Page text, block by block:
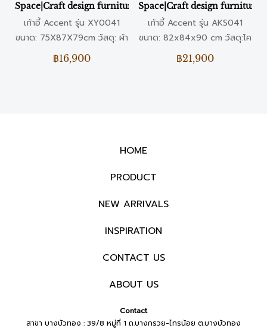
Space|Craft design furniture & living เก้าอี้ Accent รุ่น
เก้าอี้ Accent รุ่น XY0041
ขนาด: 75X87X79cm วัสดุ: ผ้า
สี: ขาวดำ
฿16,900
Space|Craft design furniture
เก้าอี้ Accent รุ่น AKS041
ขนาด: 82x84x90 cm วัสดุ:โค
รงสแตนเลสแท้ & ผ้ากำมะหยี่ สี:
น้ำตาล
฿21,900
HOME
PRODUCT
NEW ARRIVALS
INSPIRATION
CONTACT US
ABOUT US
Contact
สาขา บางบัวทอง : 39/8 หมู่ที่ 1 ถ.บางกรวย-ไทรน้อย ต.บางบัวทอง